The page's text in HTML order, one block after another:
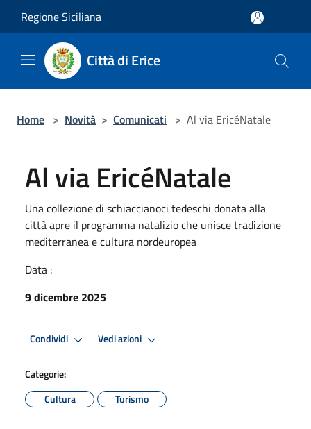
Regione Siciliana
Città di Erice
Home > Novità > Comunicati > Al via EricéNatale
Al via EricéNatale
Una collezione di schiaccianoci tedeschi donata alla
città apre il programma natalizio che unisce tradizione
mediterranea e cultura nordeuropea
Data :
9 dicembre 2025
Condividi Vedi azioni
Categorie:
Cultura
Turismo